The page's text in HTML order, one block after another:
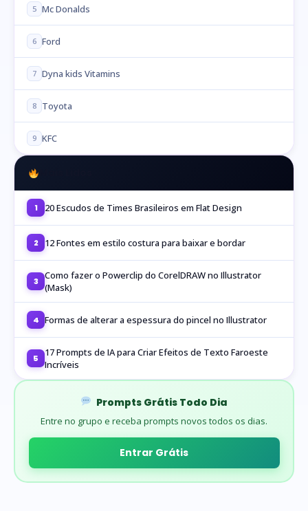
5 Mc Donalds
6 Ford
7 Dyna kids Vitamins
8 Toyota
9 KFC
1 20 Escudos de Times Brasileiros em Flat Design
2 12 Fontes em estilo costura para baixar e bordar
3 Como fazer o Powerclip do CorelDRAW no Illustrator
(Mask)
4 Formas de alterar a espessura do pincel no Illustrator
5
17 Prompts de IA para Criar Efeitos de Texto Faroeste
Incríveis
Prompts Grátis Todo Dia
Entre no grupo e receba prompts novos todos os dias.
Entrar Grátis